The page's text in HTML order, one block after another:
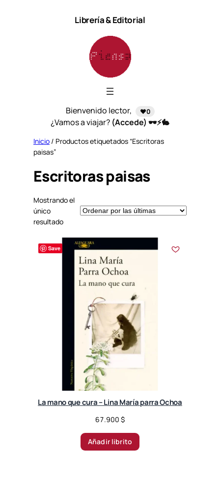
Librería & Editorial
Bienvenido lector, ❤️0
¿Vamos a viajar? (Accede) 🕶️⚡🐇
Inicio / Productos etiquetados “Escritoras
paisas”
Escritoras paisas
Mostrando el
único
resultado
Save
La mano que cura – Lina María parra Ochoa
67.900 $
Añadir librito